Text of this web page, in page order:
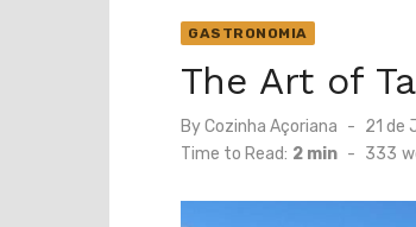
GASTRONOMIA
The Art of
ByCozinha Açoriana
on
21 de
Time to Read: 2 min - 333